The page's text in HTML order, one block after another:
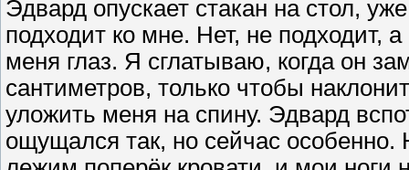
Эдвард опускает стакан на стол,
подходит ко мне. Нет, не подходит,
меня глаз. Я сглатываю, когда он
сантиметров, только чтобы
уложить меня на спину. Эдвард
ощущался так, но сейчас